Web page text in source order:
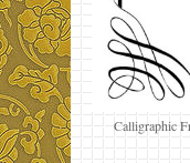
Calligraphic